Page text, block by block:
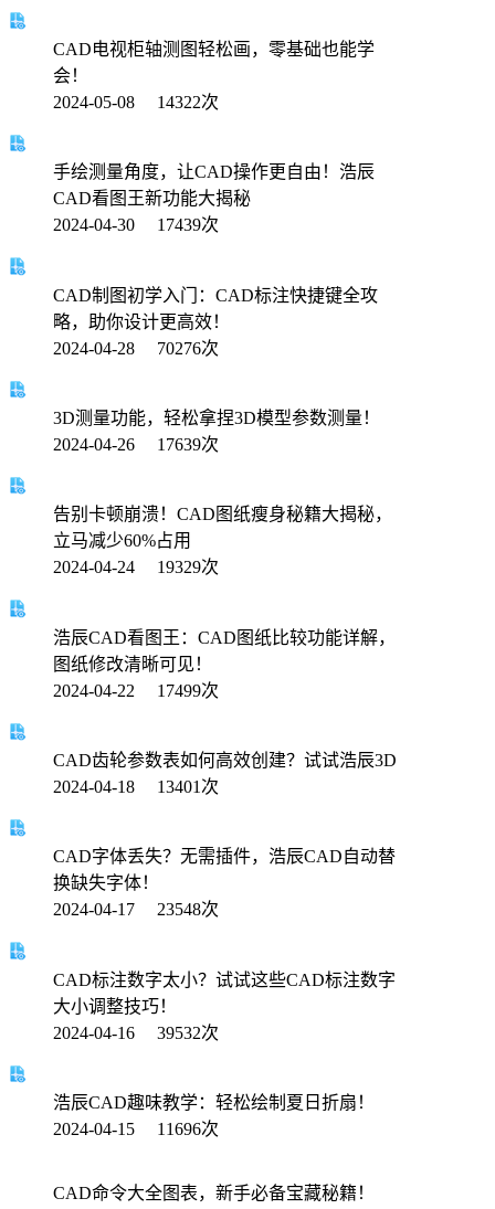
CAD电视柜轴测图轻松画，零基础也能学
会！
2024-05-08 14322次
手绘测量角度，让CAD操作更自由！浩辰
CAD看图王新功能大揭秘
2024-04-30 17439次
CAD制图初学入门：CAD标注快捷键全攻
略，助你设计更高效！
2024-04-28 70276次
3D测量功能，轻松拿捏3D模型参数测量！
2024-04-26 17639次
告别卡顿崩溃！CAD图纸瘦身秘籍大揭秘，
立马减少60%占用
2024-04-24 19329次
浩辰CAD看图王：CAD图纸比较功能详解，
图纸修改清晰可见！
2024-04-22 17499次
CAD齿轮参数表如何高效创建？试试浩辰3D
2024-04-18 13401次
CAD字体丢失？无需插件，浩辰CAD自动替
换缺失字体！
2024-04-17 23548次
CAD标注数字太小？试试这些CAD标注数字
大小调整技巧！
2024-04-16 39532次
浩辰CAD趣味教学：轻松绘制夏日折扇！
2024-04-15 11696次
CAD命令大全图表，新手必备宝藏秘籍！